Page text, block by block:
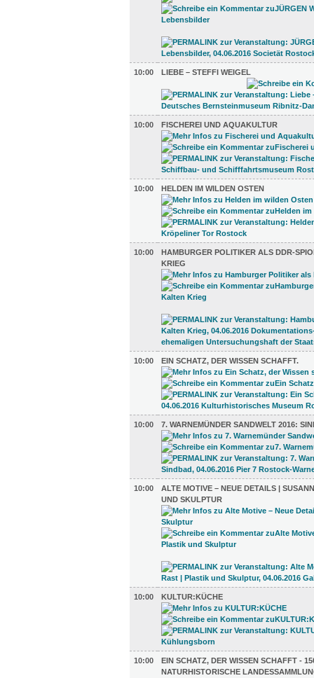
10:00 LIEBE – STEFFI WEIGEL
10:00 FISCHEREI UND AQUAKULTUR
10:00 HELDEN IM WILDEN OSTEN
10:00
HAMBURGER POLITIKER ALS DDR-
KRIEG
10:00 EIN SCHATZ, DER WISSEN SCHAFFT.
10:00 7. WARNEMÜNDER SANDWELT 2016:
10:00
ALTE MOTIVE – NEUE DETAILS |
UND SKULPTUR
10:00 KULTUR:KÜCHE
10:00
EIN SCHATZ, DER WISSEN SCHAFFT -
NATURHISTORISCHE